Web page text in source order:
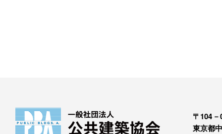
〒104－
東京都